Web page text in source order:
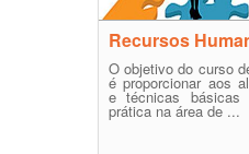
Recursos
O objetivo do curso
é proporcionar aos
e técnicas básicas
prática na área de ...